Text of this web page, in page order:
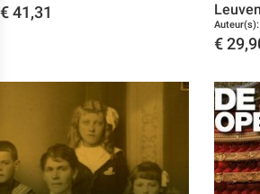
€ 41,31
Auteur(s):
€